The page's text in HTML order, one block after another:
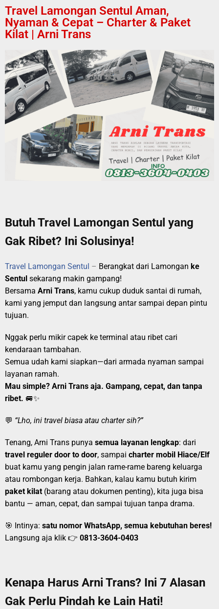
Travel Lamongan Sentul Aman,
Nyaman & Cepat – Charter & Paket
Kilat | Arni Trans
Butuh Travel Lamongan Sentul yang
Gak Ribet? Ini Solusinya!
Travel Lamongan Sentul – Berangkat dari Lamongan ke
Sentul sekarang makin gampang!
Bersama Arni Trans, kamu cukup duduk santai di rumah,
kami yang jemput dan langsung antar sampai depan pintu
tujuan.
Nggak perlu mikir capek ke terminal atau ribet cari
kendaraan tambahan.
Semua udah kami siapkan—dari armada nyaman sampai
layanan ramah.
Mau simple? Arni Trans aja. Gampang, cepat, dan tanpa
ribet. 🚐✨
💬 “Lho, ini travel biasa atau charter sih?”
Tenang, Arni Trans punya semua layanan lengkap: dari
travel reguler door to door, sampai charter mobil Hiace/Elf
buat kamu yang pengin jalan rame-rame bareng keluarga
atau rombongan kerja. Bahkan, kalau kamu butuh kirim
paket kilat (barang atau dokumen penting), kita juga bisa
bantu — aman, cepat, dan sampai tujuan tanpa drama.
🎯 Intinya: satu nomor WhatsApp, semua kebutuhan beres!
Langsung aja klik 👉 0813-3604-0403
Kenapa Harus Arni Trans? Ini 7 Alasan
Gak Perlu Pindah ke Lain Hati!